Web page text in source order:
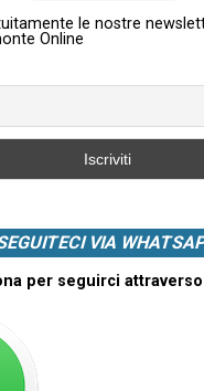
le nostre
Online
VIA
per seguirci